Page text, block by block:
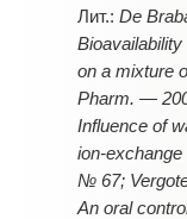
De
on a mixture
Pharm. —
Influence of
ion-
№ 67;
An oral